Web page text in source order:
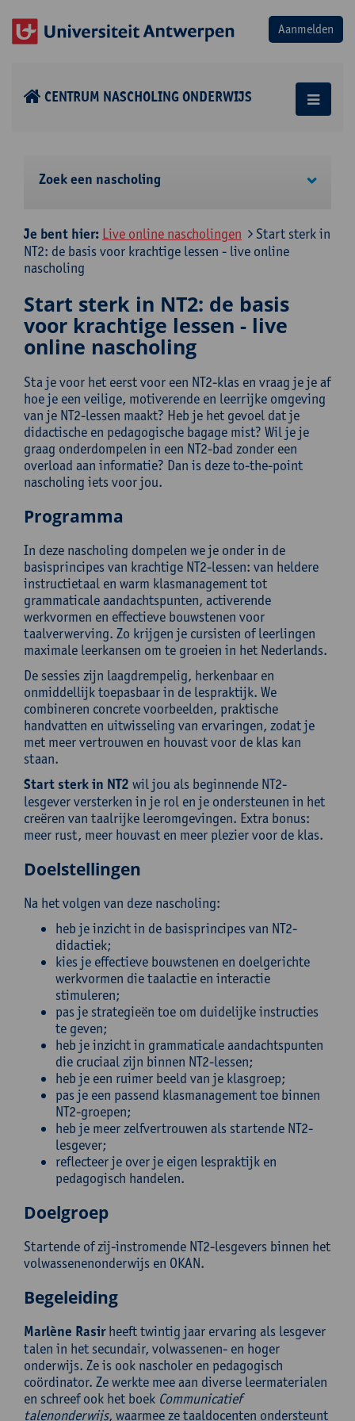
CENTRUM NASCHOLING ONDERWIJS
Zoek een nascholing
Je bent hier: Live online nascholingen
Start sterk in
NT2: de basis voor krachtige lessen - live online
nascholing
Start sterk in NT2: de basis
voor krachtige lessen - live
online nascholing
Sta je voor het eerst voor een NT2-klas en vraag je je af
hoe je een veilige, motiverende en leerrijke omgeving
van je NT2-lessen maakt? Heb je het gevoel dat je
didactische en pedagogische bagage mist? Wil je je
graag onderdompelen in een NT2-bad zonder een
overload aan informatie? Dan is deze to-the-point
nascholing iets voor jou.
Programma
In deze nascholing dompelen we je onder in de
basisprincipes van krachtige NT2-lessen: van heldere
instructietaal en warm klasmanagement tot
grammaticale aandachtspunten, activerende
werkvormen en effectieve bouwstenen voor
taalverwerving. Zo krijgen je cursisten of leerlingen
maximale leerkansen om te groeien in het Nederlands.
De sessies zijn laagdrempelig, herkenbaar en
onmiddellijk toepasbaar in de lespraktijk. We
combineren concrete voorbeelden, praktische
handvatten en uitwisseling van ervaringen, zodat je
met meer vertrouwen en houvast voor de klas kan
staan.
Start sterk in NT2 wil jou als beginnende NT2-
lesgever versterken in je rol en je ondersteunen in het
creëren van taalrijke leeromgevingen. Extra bonus:
meer rust, meer houvast en meer plezier voor de klas.
Doelstellingen
Na het volgen van deze nascholing:
heb je inzicht in de basisprincipes van NT2-
didactiek;
kies je effectieve bouwstenen en doelgerichte
werkvormen die taalactie en interactie
stimuleren;
pas je strategieën toe om duidelijke instructies
te geven;
heb je inzicht in grammaticale aandachtspunten
die cruciaal zijn binnen NT2-lessen;
heb je een ruimer beeld van je klasgroep;
pas je een passend klasmanagement toe binnen
NT2-groepen;
heb je meer zelfvertrouwen als startende NT2-
lesgever;
reflecteer je over je eigen lespraktijk en
pedagogisch handelen.
Doelgroep
Startende of zij-instromende NT2-lesgevers binnen het
volwassenenonderwijs en OKAN.
Begeleiding
Marlène Rasirheeft twintig jaar ervaring als lesgever
talen in het secundair, volwassenen- en hoger
onderwijs. Ze is ook nascholer en pedagogisch
coördinator. Ze werkte mee aan diverse leermaterialen
en schreef ook het boek Communicatief
talenonderwijs, waarmee ze taaldocenten ondersteunt